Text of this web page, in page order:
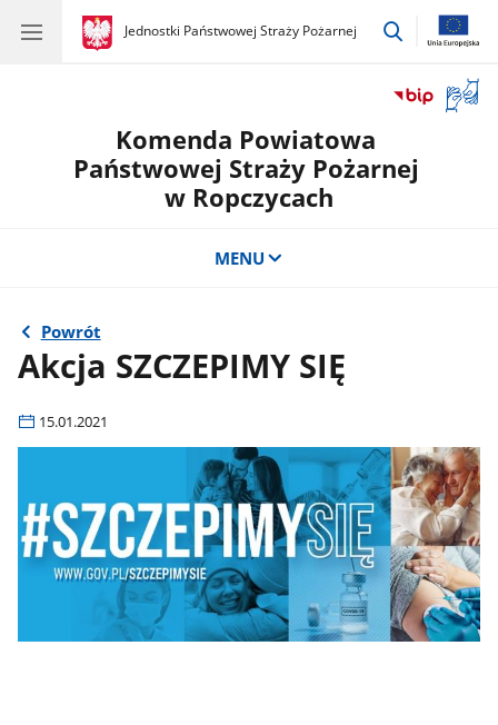
gov.pl
Jednostki Państwowej Straży Pożarnej
gov.pl
Jednostki
przejdź
okno
Komenda Powiatowa
Państwowej Straży Pożarnej
w Ropczycach
MENU
Powrót
Akcja SZCZEPIMY SIĘ
15.01.2021